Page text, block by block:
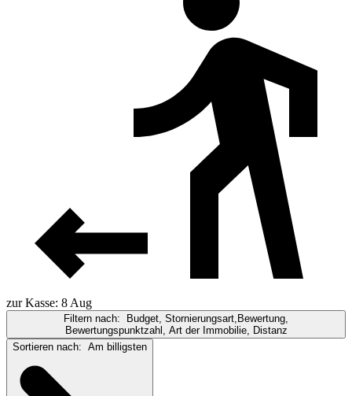
zur Kasse: 8 Aug
Filtern nach: Budget, Stornierungsart,Bewertung,
Bewertungspunktzahl, Art der Immobilie, Distanz
Sortieren nach: Am billigsten